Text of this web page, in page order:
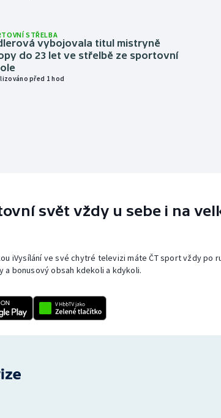
STŘELBA
vybojovala titul mistryně
do 23 let ve střelbě ze sportovní
před 1 hod
svět vždy u sebe i na
iVysílání ve své chytré televizi máte ČT sport vždy po
a bonusový obsah kdekoli a kdykoli.